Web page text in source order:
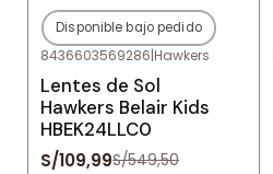
-80%OFF
Agotado
Disponible bajo pedido
8436603569286|Hawkers
Lentes de Sol
Hawkers Belair Kids
HBEK24LLC0
S/109,99S/549,50